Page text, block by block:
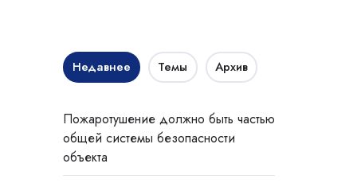
Недавнее Темы Архив
Пожаротушение должно быть частью
общей системы безопасности
объекта